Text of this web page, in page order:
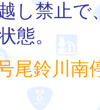
し禁止
態。
尾鈴川南